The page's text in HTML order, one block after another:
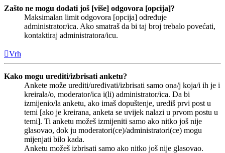
Zašto ne mogu dodati još [više] odgovora [opcija]?
Maksimalan limit odgovora [opcija] određuje
administrator/ica. Ako smatraš da bi taj broj trebalo povećati,
kontaktiraj administratora/icu.
Vrh
Kako mogu urediti/izbrisati anketu?
Ankete može urediti/uređivati/izbrisati samo ona/j koja/i ih je i
kreirala/o, moderator/ica i(li) administrator/ica. Da bi
izmijenio/la anketu, ako imaš dopuštenje, urediš prvi post u
temi [ako je kreirana, anketa se uvijek nalazi u prvom postu u
temi]. Ti anketu možeš izmijeniti samo ako nitko još nije
glasovao, dok ju moderatori(ce)/administratori(ce) mogu
mijenjati bilo kada.
Anketu možeš izbrisati samo ako nitko još nije glasovao.